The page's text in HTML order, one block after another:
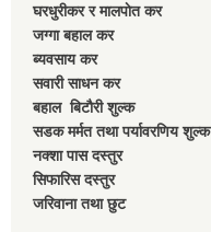
घरधुरीकर र मालपाेत कर
जग्गा बहाल कर
ब्यवसाय कर
सवारी साधन कर
बहाल बिटाैरी शुल्क
सडक मर्मत तथा पर्यावरणिय शुल्क
नक्शा पास दस्तुर
सिफारिस दस्तुर
जरिवाना तथा छुट